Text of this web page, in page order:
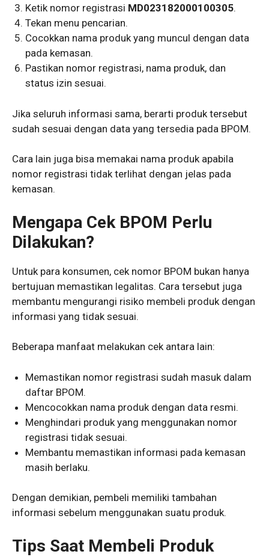
Ketik nomor registrasi MD023182000100305.
Tekan menu pencarian.
Cocokkan nama produk yang muncul dengan data
pada kemasan.
Pastikan nomor registrasi, nama produk, dan
status izin sesuai.
Jika seluruh informasi sama, berarti produk tersebut
sudah sesuai dengan data yang tersedia pada BPOM.
Cara lain juga bisa memakai nama produk apabila
nomor registrasi tidak terlihat dengan jelas pada
kemasan.
Mengapa Cek BPOM Perlu
Dilakukan?
Untuk para konsumen, cek nomor BPOM bukan hanya
bertujuan memastikan legalitas. Cara tersebut juga
membantu mengurangi risiko membeli produk dengan
informasi yang tidak sesuai.
Beberapa manfaat melakukan cek antara lain:
Memastikan nomor registrasi sudah masuk dalam
daftar BPOM.
Mencocokkan nama produk dengan data resmi.
Menghindari produk yang menggunakan nomor
registrasi tidak sesuai.
Membantu memastikan informasi pada kemasan
masih berlaku.
Dengan demikian, pembeli memiliki tambahan
informasi sebelum menggunakan suatu produk.
Tips Saat Membeli Produk